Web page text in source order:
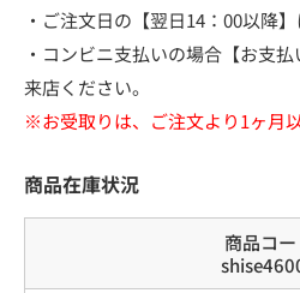
・ご注文日の【翌日14：00以降
・コンビニ支払いの場合【お支
来店ください。
※お受取りは、ご注文より1ヶ月
商品在庫状況
商品コー